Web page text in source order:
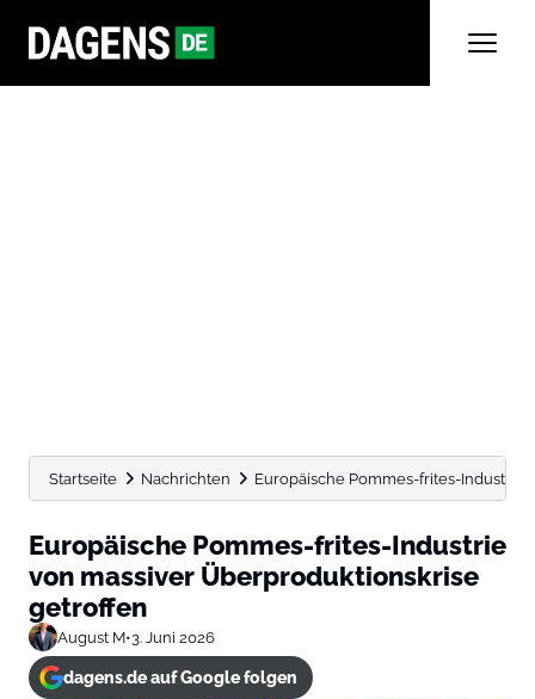
Startseite Nachrichten Europäische Pommes-frites-
Europäische Pommes-frites-Industrie
von massiver Überproduktionskrise
getroffen
August M•3. Juni 2026
dagens.de auf Google folgen